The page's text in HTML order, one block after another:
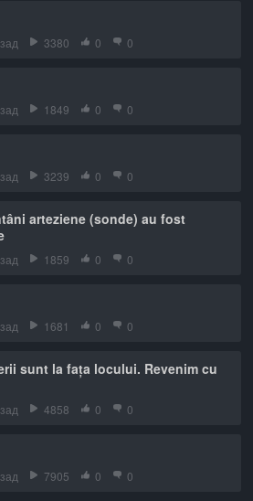
3380 0 0
1849 0 0
3239 0 0
arteziene (sonde) au fost
1859 0 0
1681 0 0
sunt la fața locului. Revenim cu
4858 0 0
7905 0 0